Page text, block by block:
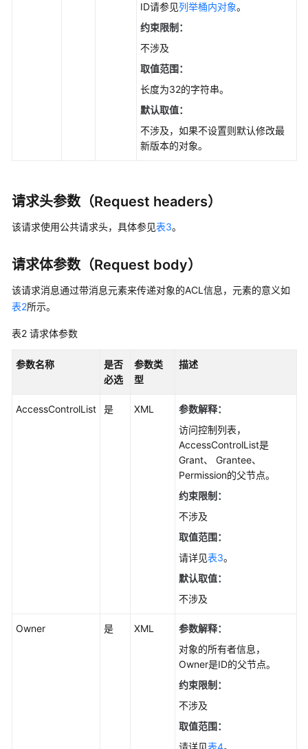
频
助
常
问
题
产
术
更
担
ID请参见列举桶内对象。
约束限制：
不涉及
取值范围：
长度为32的字符串。
默认取值：
不涉及，如果不设置则默认修改最
新版本的对象。
请求头参数（Request headers）
该请求使用公共请求头，具体参见表3。
请求体参数（Request body）
该请求消息通过带消息元素来传递对象的ACL信息，元素的意义如
表2所示。
表2 请求体参数
参数名称
是否
必选
参数类
型
描述
AccessControlList 是 XML
参数解释：
访问控制列表，
AccessControlList是
Grant、 Grantee、
Permission的父节点。
约束限制：
不涉及
取值范围：
请详见表3。
默认取值：
不涉及
Owner 是 XML
参数解释：
对象的所有者信息，
Owner是ID的父节点。
约束限制：
不涉及
取值范围：
请详见表4。